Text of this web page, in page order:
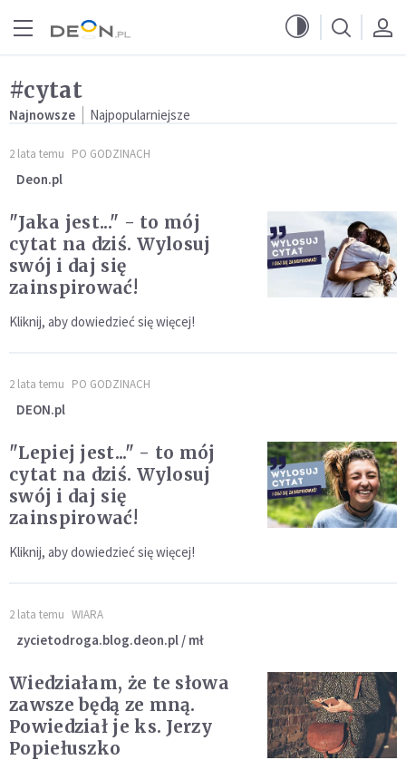
#cytat
Najnowsze Najpopularniejsze
2 lata temu PO GODZINACH
Deon.pl
"Jaka jest..." - to mój
cytat na dziś. Wylosuj
swój i daj się
zainspirować!
Kliknij, aby dowiedzieć się więcej!
2 lata temu PO GODZINACH
DEON.pl
"Lepiej jest..." - to mój
cytat na dziś. Wylosuj
swój i daj się
zainspirować!
Kliknij, aby dowiedzieć się więcej!
2 lata temu WIARA
zycietodroga.blog.deon.pl / mł
Wiedziałam, że te słowa
zawsze będą ze mną.
Powiedział je ks. Jerzy
Popiełuszko